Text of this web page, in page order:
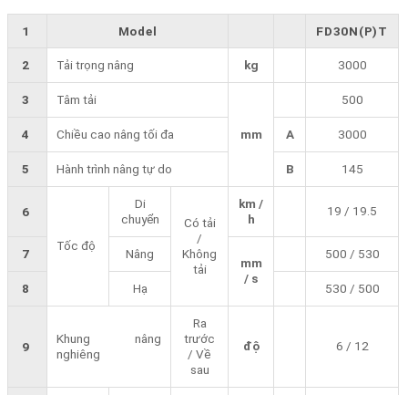
1 Model FD30N(P)T
2 Tải trọng nâng kg 3000
3 Tâm tải
mm
500
4 Chiều cao nâng tối đa A 3000
5 Hành trình nâng tự do B 145
6
Tốc độ
Di
chuyển
Có tải
/
Không
tải
km /
h
19 / 19.5
7 Nâng
mm
/ s
500 / 530
8 Hạ 530 / 500
9
Khung nâng
nghiêng
Ra
trước
/ Về
sau
độ 6 / 12